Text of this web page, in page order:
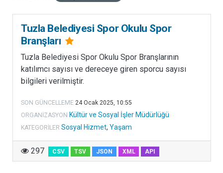
Tuzla Belediyesi Spor Okulu Spor
Branşları
Tuzla Belediyesi Spor Okulu Spor Branşlarının
katılımcı sayısı ve dereceye giren sporcu sayısı
bilgileri verilmiştir.
SON GÜNCELLEME 24 Ocak 2025, 10:55
ORGANIZASYON Kültür ve Sosyal İşler Müdürlüğü
KATEGORILER Sosyal Hizmet, Yaşam
297 CSV TSV JSON XML API